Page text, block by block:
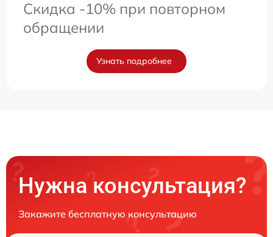
Скидка -10% при повторном
обращении
Узнать подробнее
Нужна консультация?
Закажите бесплатную консультацию